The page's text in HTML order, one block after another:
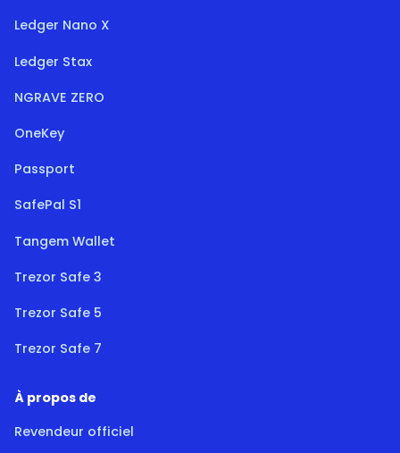
Ledger Nano X
Ledger Stax
NGRAVE ZERO
OneKey
Passport
SafePal S1
Tangem Wallet
Trezor Safe 3
Trezor Safe 5
Trezor Safe 7
À propos de
Revendeur officiel